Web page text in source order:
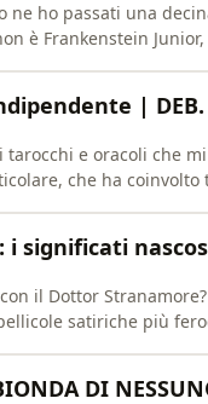
ne ho passati una
è Frankenstein
| DEB.
tarocchi e oracoli che
che ha
i significati
il Dottor
satiriche più
DI